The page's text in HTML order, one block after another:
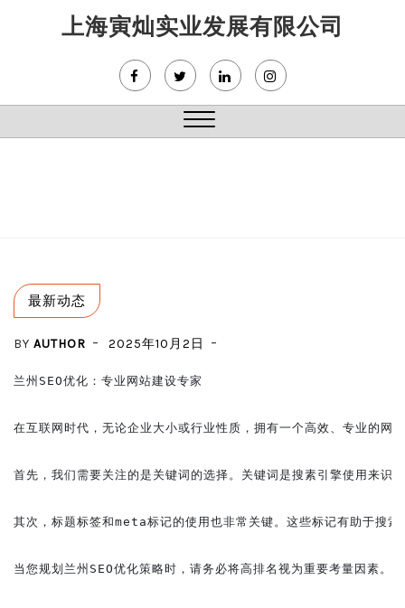
上海寅灿实业发展有限公司
Close
最新动态
BY AUTHOR 2025年10月2日
兰州SEO优化：专业网站建设专家
在互联网时代，无论企业大小或行业性质，拥有一个高效、专业的网
首先，我们需要关注的是关键词的选择。关键词是搜素引擎使用来识
其次，标题标签和meta标记的使用也非常关键。这些标记有助于搜
当您规划兰州SEO优化策略时，请务必将高排名视为重要考量因素。